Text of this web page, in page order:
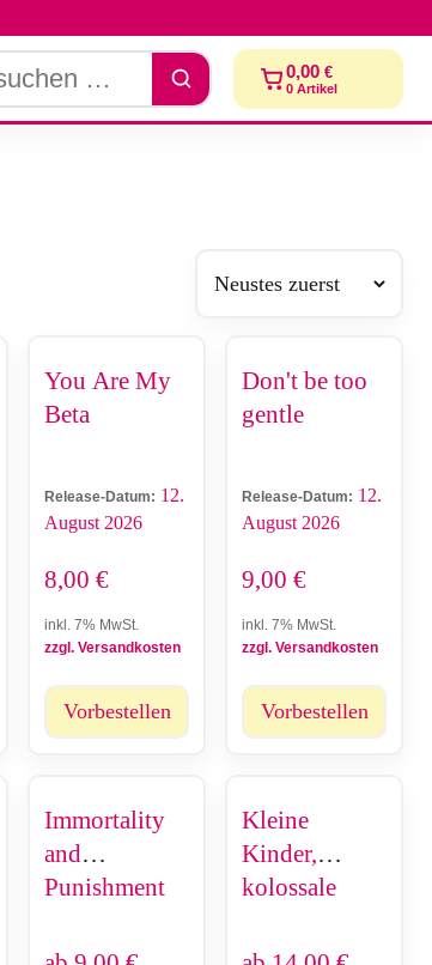
0,00 €
0Artikel
You Are My
Beta
Release-Datum: 12.
August 2026
8,00 €
inkl. 7% MwSt.
zzgl. Versandkosten
Vorbestellen
Don't be too
gentle
Release-Datum: 12.
August 2026
9,00 €
inkl. 7% MwSt.
zzgl. Versandkosten
Vorbestellen
Immortality
and
Punishment
Kleine
Kinder,
kolossale
Verflixt! Die